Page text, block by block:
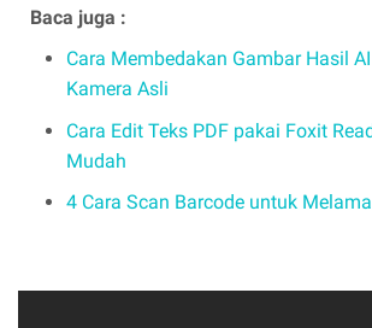
Baca juga :
Cara Membedakan Gambar Hasil
Kamera Asli
Cara Edit Teks PDF pakai Foxit
Mudah
4 Cara Scan Barcode untuk